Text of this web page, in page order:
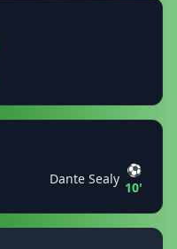
Dante Sealy
⚽
10'